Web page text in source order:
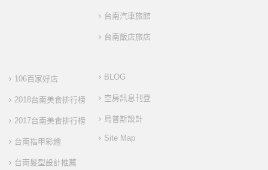
台南汽車旅館
台南飯店旅店
106百家好店
2018台南美食排行榜
2017台南美食排行榜
台南指甲彩繪
台南髮型設計推薦
BLOG
空房訊息刊登
烏普斯設計
Site Map